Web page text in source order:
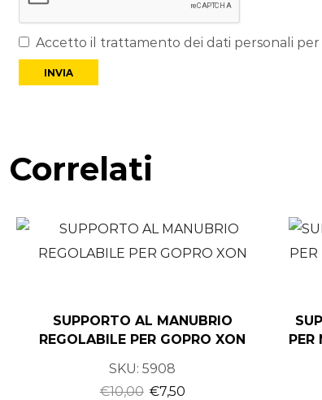
Accetto il trattamento dei dati personali per
SUPPORTO AL MANUBRIO
REGOLABILE PER GOPRO XON
SKU:5908
€10,00 €7,50
PER